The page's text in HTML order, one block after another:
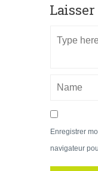
Enregistrer
navigateur